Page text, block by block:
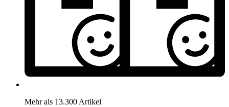
Mehr als 13.300 Artikel